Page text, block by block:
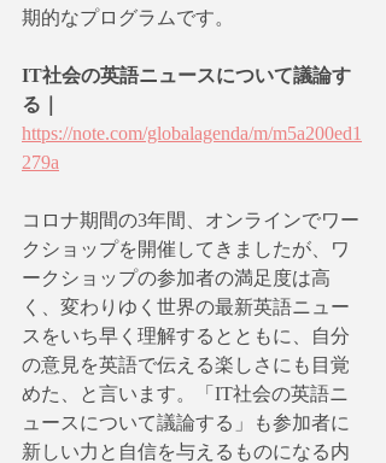
期的なプログラムです。
IT社会の英語ニュースについて議論す
る｜
https://note.com/globalagenda/m/m5a200ed1
279a
コロナ期間の3年間、オンラインでワー
クショップを開催してきましたが、ワ
ークショップの参加者の満足度は高
く、変わりゆく世界の最新英語ニュー
スをいち早く理解するとともに、自分
の意見を英語で伝える楽しさにも目覚
めた、と言います。「IT社会の英語ニ
ュースについて議論する」も参加者に
新しい力と自信を与えるものになる内